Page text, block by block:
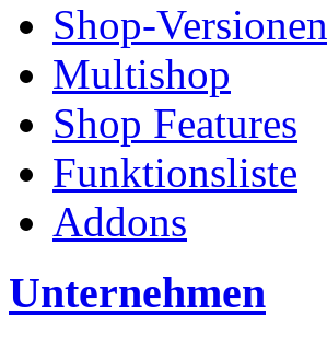
Shop-Versionen
Multishop
Shop Features
Funktionsliste
Addons
Unternehmen